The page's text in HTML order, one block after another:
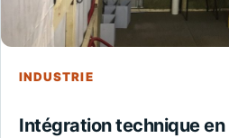
INDUSTRIE
Intégration technique